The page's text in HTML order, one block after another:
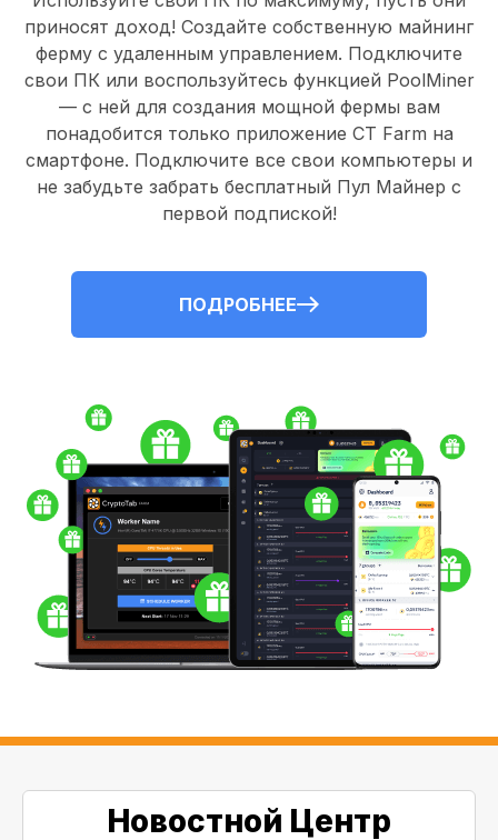
приносят доход! Создайте собственную майнинг
ферму с удаленным управлением. Подключите
свои ПКили воспользуйтесь функцией PoolMiner
— с ней для создания мощной фермы вам
понадобится только приложение CT Farm на
смартфоне. Подключите все свои компьютеры и
не забудьте забрать бесплатный Пул Майнер с
первой подпиской!
ПОДРОБНЕЕ